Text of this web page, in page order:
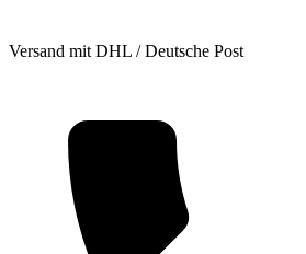
Versand mit DHL / Deutsche Post